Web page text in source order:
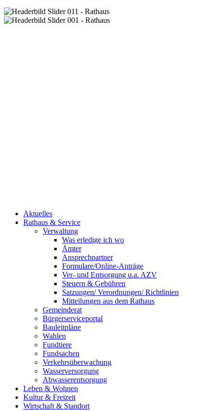
Aktuelles
Rathaus & Service
Verwaltung
Was erledige ich wo
Ämter
Ansprechpartner
Formulare/Online-Anträge
Ver- und Entsorgung u.a. AZV
Steuern & Gebühren
Satzungen/ Verordnungen/ Richtlinien
Mitteilungen aus dem Rathaus
Gemeinderat
Bürgerserviceportal
Bauleitpläne
Wahlen
Fundtiere
Fundsachen
Verkehrsüberwachung
Wasserversorgung
Abwasserentsorgung
Leben & Wohnen
Kultur & Freizeit
Wirtschaft & Standort